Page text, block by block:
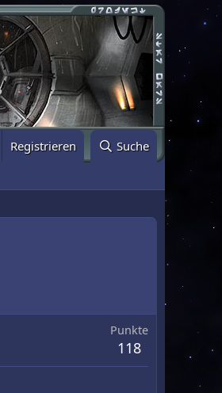
Registrieren Suche
Punkte
118